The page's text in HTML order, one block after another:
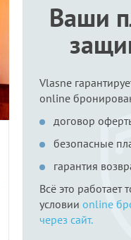
Ваши
Vlasne
online
договор
безопасные
гарантия
Всё это работает
условии online
через сайт.